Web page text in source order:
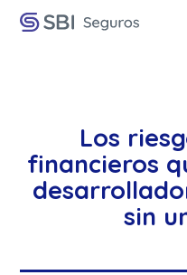
Los
financieros
sin